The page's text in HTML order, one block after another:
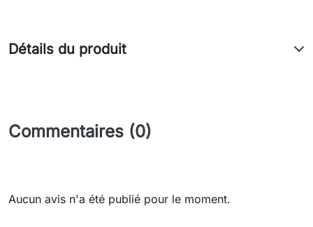
Détails du produit
Commentaires (0)
Aucun avis n'a été publié pour le moment.